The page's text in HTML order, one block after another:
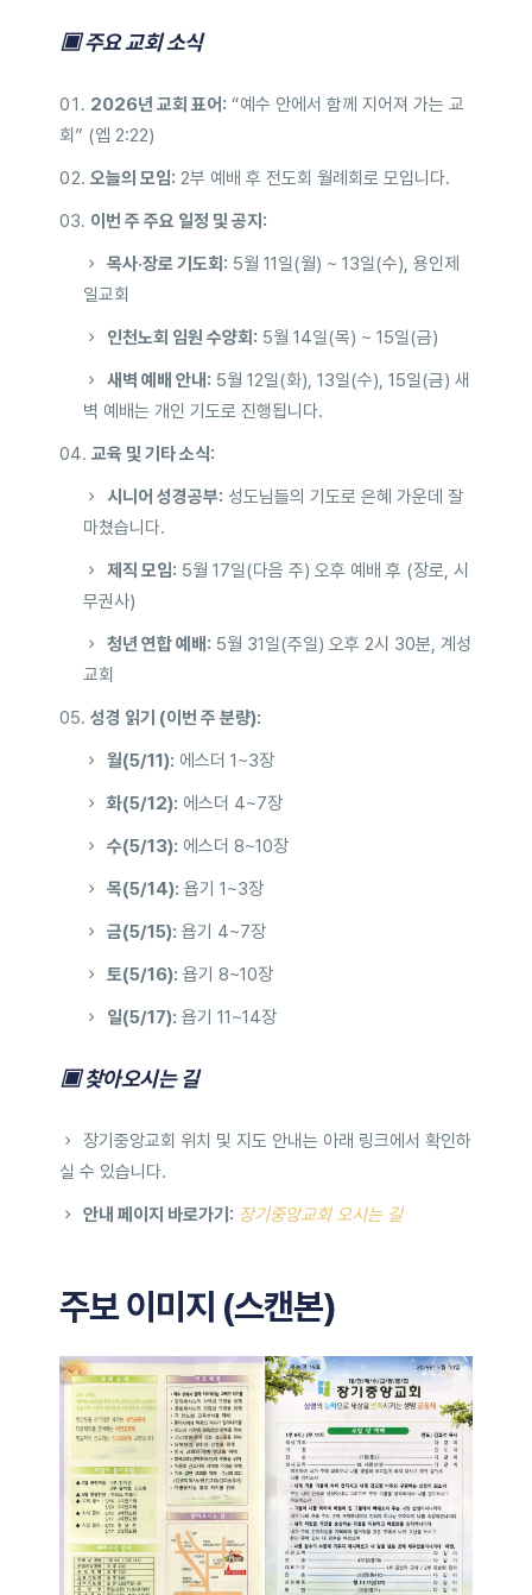
▣ 주요 교회 소식
2026년 교회 표어: “예수 안에서 함께 지어져 가는 교
회” (엡 2:22)
오늘의 모임: 2부 예배 후 전도회 월례회로 모입니다.
이번 주 주요 일정 및 공지:
목사·장로 기도회: 5월 11일(월) ~ 13일(수), 용인제
일교회
인천노회 임원 수양회: 5월 14일(목) ~ 15일(금)
새벽 예배 안내: 5월 12일(화), 13일(수), 15일(금) 새
벽 예배는 개인 기도로 진행됩니다.
교육 및 기타 소식:
시니어 성경공부: 성도님들의 기도로 은혜 가운데 잘
마쳤습니다.
제직 모임: 5월 17일(다음 주) 오후 예배 후 (장로, 시
무권사)
청년 연합 예배: 5월 31일(주일) 오후 2시 30분, 계성
교회
성경 읽기 (이번 주 분량):
월(5/11): 에스더 1~3장
화(5/12): 에스더 4~7장
수(5/13): 에스더 8~10장
목(5/14): 욥기 1~3장
금(5/15): 욥기 4~7장
토(5/16): 욥기 8~10장
일(5/17): 욥기 11~14장
▣ 찾아오시는 길
장기중앙교회 위치 및 지도 안내는 아래 링크에서 확인하
실 수 있습니다.
안내 페이지 바로가기: 장기중앙교회 오시는 길
주보 이미지 (스캔본)